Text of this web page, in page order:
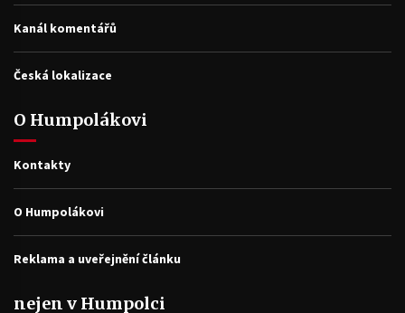
Kanál komentářů
Česká lokalizace
O Humpolákovi
Kontakty
O Humpolákovi
Reklama a uveřejnění článku
nejen v Humpolci